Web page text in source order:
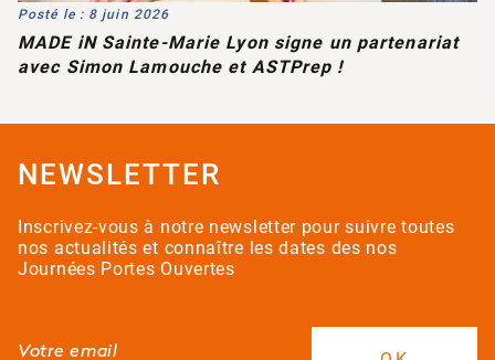
Posté le : 8 juin 2026
MADE iN Sainte-Marie Lyon signe un partenariat
avec Simon Lamouche et ASTPrep !
NEWSLETTER
Inscrivez-vous à notre newsletter pour suivre toutes
nos actualités et connaître les dates des nos
Journées Portes Ouvertes